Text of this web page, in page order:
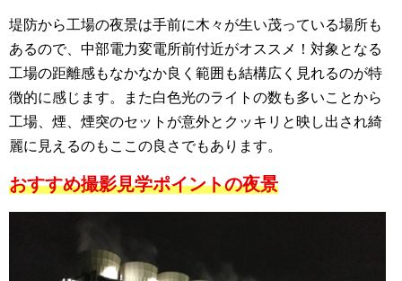
堤防から工場の夜景は手前に木々が生い茂っている場所も
あるので、中部電力変電所前付近がオススメ！対象となる
工場の距離感もなかなか良く範囲も結構広く見れるのが特
徴的に感じます。また白色光のライトの数も多いことから
工場、煙、煙突のセットが意外とクッキリと映し出され綺
麗に見えるのもここの良さでもあります。
おすすめ撮影見学ポイントの夜景